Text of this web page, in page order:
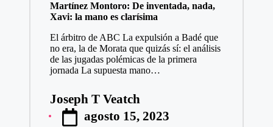
Martínez Montoro: De inventada, nada,
Xavi: la mano es clarísima
El árbitro de ABC La expulsión a Badé que
no era, la de Morata que quizás sí: el análisis
de las jugadas polémicas de la primera
jornada La supuesta mano…
Publicado
por
Joseph T Veatch
agosto 15, 2023